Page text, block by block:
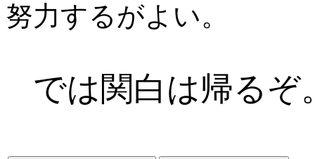
努力するがよい。
では関白は帰るぞ